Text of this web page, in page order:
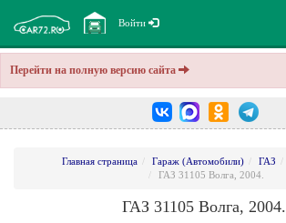
Перейти на полную версию сайта
Войти
Главная страница Гараж (Автомобили) ГАЗ
ГАЗ 31105 Волга, 2004.
ГАЗ 31105 Волга, 2004.